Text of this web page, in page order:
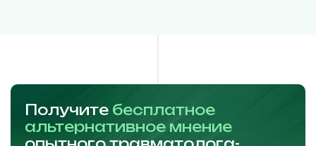
Получите бесплатное
альтернативное мнение